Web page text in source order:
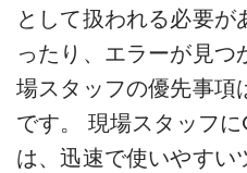
として扱われる必要
ったり、エラーが見
場スタッフの優先事項
です。 現場スタッフ
は、迅速で使いやすい